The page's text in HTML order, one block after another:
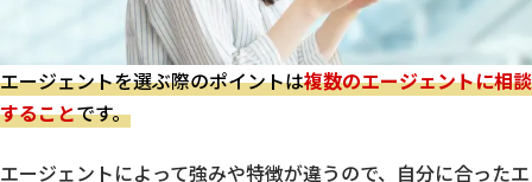
エージェントを選ぶ際のポイントは複数のエージェントに相談
することです。
エージェントによって強みや特徴が違うので、自分に合ったエ